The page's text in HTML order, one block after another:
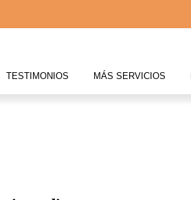
TESTIMONIOS MÁS SERVICIOS